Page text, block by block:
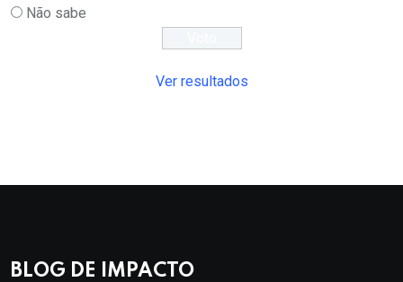
Não sabe
Ver resultados
BLOG DE IMPACTO